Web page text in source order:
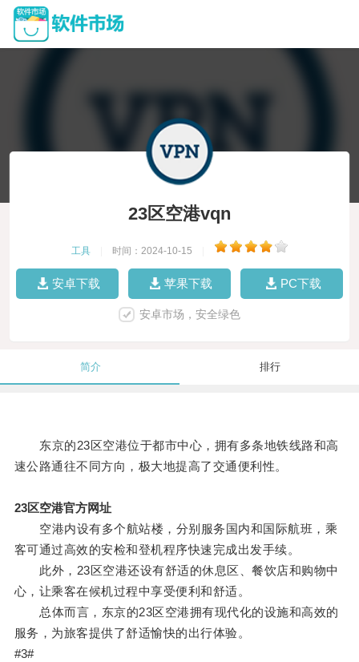
23区空港vqn
工具 时间：2024-10-15
安卓下载 苹果下载 PC下载
安卓市场，安全绿色
简介 排行
东京的23区空港位于都市中心，拥有多条地铁线路和高
速公路通往不同方向，极大地提高了交通便利性。
23区空港官方网址
空港内设有多个航站楼，分别服务国内和国际航班，乘
客可通过高效的安检和登机程序快速完成出发手续。
此外，23区空港还设有舒适的休息区、餐饮店和购物中
心，让乘客在候机过程中享受便利和舒适。
总体而言，东京的23区空港拥有现代化的设施和高效的
服务，为旅客提供了舒适愉快的出行体验。
#3#